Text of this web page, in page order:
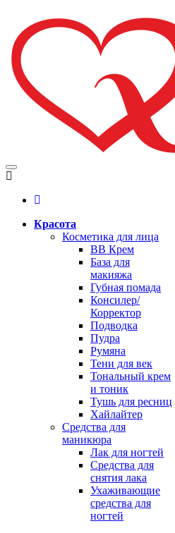
Красота
Косметика для лица
BB Крем
База для
макияжа
Губная помада
Консилер/
Корректор
Подводка
Пудра
Румяна
Тени для век
Тональный крем
и тоник
Тушь для ресниц
Хайлайтер
Средства для
маникюра
Лак для ногтей
Средства для
снятия лака
Ухаживающие
средства для
ногтей